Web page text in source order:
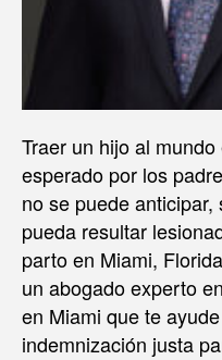
Traer un hijo al
esperado por los
no se puede
pueda resultar
parto en Miami,
un abogado experto
en Miami que te
indemnización justa